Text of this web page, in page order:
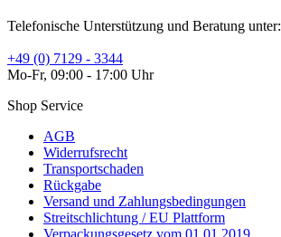
Telefonische Unterstützung und Beratung unter:
+49 (0) 7129 - 3344
Mo-Fr, 09:00 - 17:00 Uhr
Shop Service
AGB
Widerrufsrecht
Transportschaden
Rückgabe
Versand und Zahlungsbedingungen
Streitschlichtung / EU Plattform
Verpackungsgesetz vom 01.01.2019